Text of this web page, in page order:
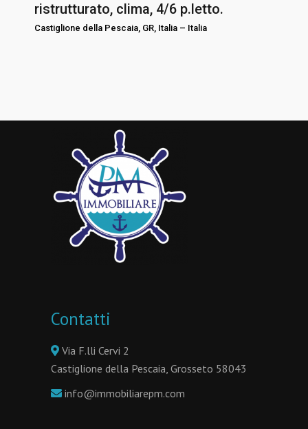
ristrutturato, clima, 4/6 p.letto.
Castiglione della Pescaia, GR, Italia – Italia
Contatti
Via F.lli Cervi 2
Castiglione della Pescaia, Grosseto 58043
info@immobiliarepm.com